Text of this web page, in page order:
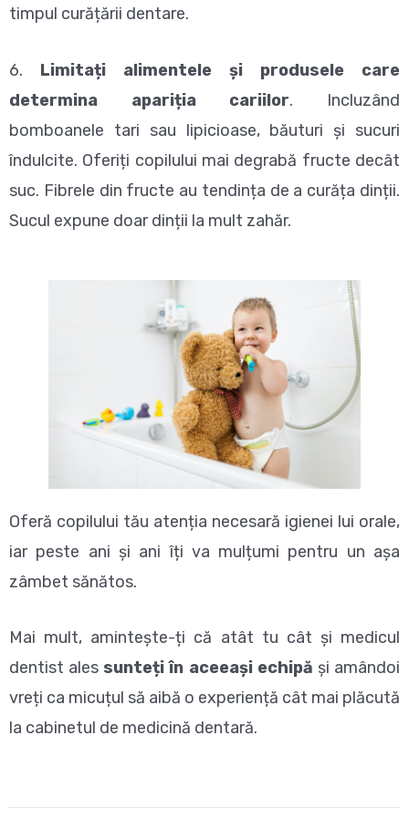
timpul curățării dentare.
6. Limitați alimentele și produsele care
determina apariția cariilor. Incluzând
bomboanele tari sau lipicioase, băuturi și sucuri
îndulcite. Oferiți copilului mai degrabă fructe decât
suc. Fibrele din fructe au tendința de a curăța dinții.
Sucul expune doar dinții la mult zahăr.
Oferă copilului tău atenția necesară igienei lui orale,
iar peste ani și ani îți va mulțumi pentru un așa
zâmbet sănătos.
Mai mult, amintește-ți că atât tu cât și medicul
dentist ales sunteți în aceeași echipă și amândoi
vreți ca micuțul să aibă o experiență cât mai plăcută
la cabinetul de medicină dentară.